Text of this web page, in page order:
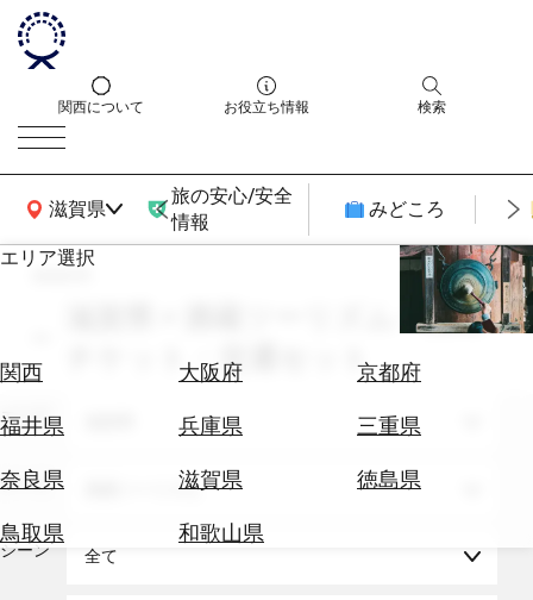
関西について お役立ち情報 検索
滋賀県
関西広域MAP
旅の安心/安全
情報
みどころ
エリア選択
関西 大阪府
京都府
福井県
兵庫県
三重県
奈良県
滋賀県
徳島県
鳥取県
和歌山県
エ
券
テ
を
search
滋賀県 × 酒蔵ツーリズム × 交通
チケット・交通セット
エリア
テーマ 酒蔵ツーリズム
シーン 全て